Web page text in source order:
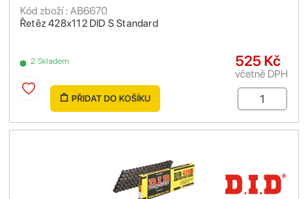
Řetěz 428x112 DID S Standard
Kód zboží : AB6670
2 Skladem 525 Kč
včetně DPH
PŘIDAT DO KOŠÍKU